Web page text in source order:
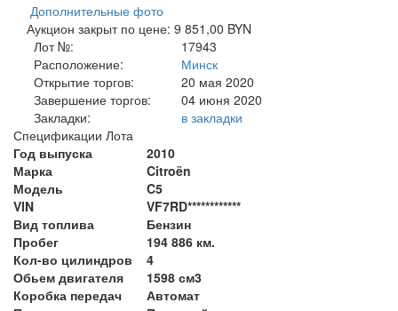
Дополнительные фото
Аукцион закрыт по цене: 9 851,00 BYN
Лот №:
17943
Расположение:
Минск
Открытие торгов:
20 мая 2020
Завершение торгов:
04 июня 2020
Закладки:
в закладки
Спецификации Лота
Год выпуска
2010
Марка
Citroën
Модель
C5
VIN
VF7RD************
Вид топлива
Бензин
Пробег
194 886 км.
Кол-во цилиндров
4
Обьем двигателя
1598 см3
Коробка передач
Автомат